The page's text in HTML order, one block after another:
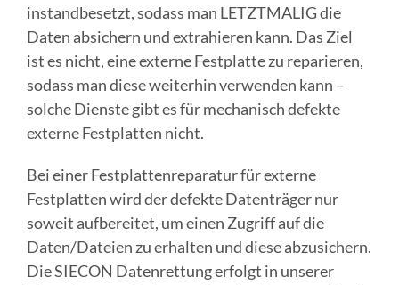
instandbesetzt, sodass man LETZTMALIG die
Daten absichern und extrahieren kann. Das Ziel
ist es nicht, eine externe Festplatte zu reparieren,
sodass man diese weiterhin verwenden kann –
solche Dienste gibt es für mechanisch defekte
externe Festplatten nicht.
Bei einer Festplattenreparatur für externe
Festplatten wird der defekte Datenträger nur
soweit aufbereitet, um einen Zugriff auf die
Daten/Dateien zu erhalten und diese abzusichern.
Die SIECON Datenrettung erfolgt in unserer